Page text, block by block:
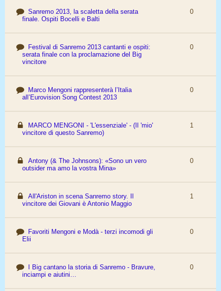
Sanremo 2013, la scaletta della serata
finale. Ospiti Bocelli e Balti
0
Festival di Sanremo 2013 cantanti e ospiti:
serata finale con la proclamazione del Big
vincitore
0
Marco Mengoni rappresenterà l’Italia
all’Eurovision Song Contest 2013
0
MARCO MENGONI - 'L'essenziale' - (Il 'mio'
vincitore di questo Sanremo)
1
Antony (& The Johnsons): «Sono un vero
outsider ma amo la vostra Mina»
0
All'Ariston in scena Sanremo story. Il
vincitore dei Giovani è Antonio Maggio
1
Favoriti Mengoni e Modà - terzi incomodi gli
Elii
0
I Big cantano la storia di Sanremo - Bravure,
inciampi e aiutini…
0